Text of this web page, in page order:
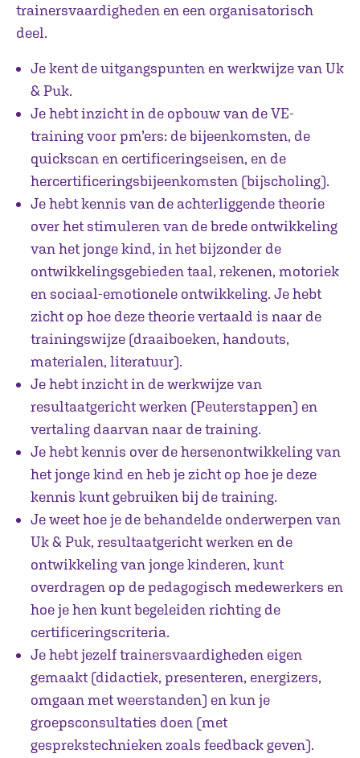
trainersvaardigheden en een organisatorisch
deel.
Je kent de uitgangspunten en werkwijze van Uk
& Puk.
Je hebt inzicht in de opbouw van de VE-
training voor pm’ers: de bijeenkomsten, de
quickscan en certificeringseisen, en de
hercertificeringsbijeenkomsten (bijscholing).
Je hebt kennis van de achterliggende theorie
over het stimuleren van de brede ontwikkeling
van het jonge kind, in het bijzonder de
ontwikkelingsgebieden taal, rekenen, motoriek
en sociaal-emotionele ontwikkeling. Je hebt
zicht op hoe deze theorie vertaald is naar de
trainingswijze (draaiboeken, handouts,
materialen, literatuur).
Je hebt inzicht in de werkwijze van
resultaatgericht werken (Peuterstappen) en
vertaling daarvan naar de training.
Je hebt kennis over de hersenontwikkeling van
het jonge kind en heb je zicht op hoe je deze
kennis kunt gebruiken bij de training.
Je weet hoe je de behandelde onderwerpen van
Uk & Puk, resultaatgericht werken en de
ontwikkeling van jonge kinderen, kunt
overdragen op de pedagogisch medewerkers en
hoe je hen kunt begeleiden richting de
certificeringscriteria.
Je hebt jezelf trainersvaardigheden eigen
gemaakt (didactiek, presenteren, energizers,
omgaan met weerstanden) en kun je
groepsconsultaties doen (met
gesprekstechnieken zoals feedback geven).